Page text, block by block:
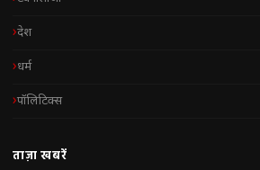
देश
धर्म
पॉलिटिक्स
ताज़ा खबरें